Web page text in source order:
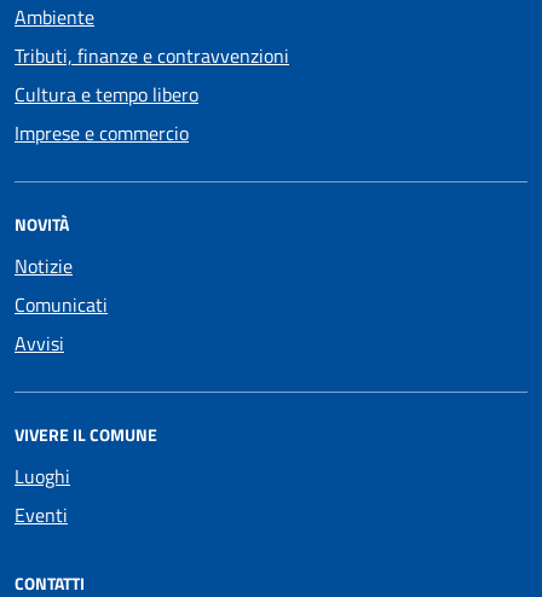
Ambiente
Tributi, finanze e contravvenzioni
Cultura e tempo libero
Imprese e commercio
NOVITÀ
Notizie
Comunicati
Avvisi
VIVERE IL COMUNE
Luoghi
Eventi
CONTATTI